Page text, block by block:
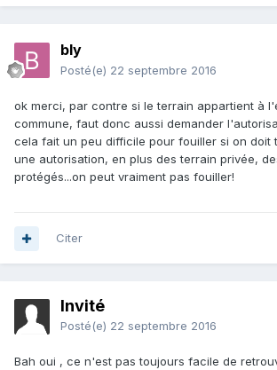
bly
Posté(e) 22 septembre 2016
ok merci, par contre si le terrain appartient à
commune, faut donc aussi demander
cela fait un peu difficile pour fouiller si on doit
une autorisation, en plus des terrain privée,
protégés...on peut vraiment pas fouiller!
Citer
Invité
Posté(e) 22 septembre 2016
Bah oui , ce n'est pas toujours facile de